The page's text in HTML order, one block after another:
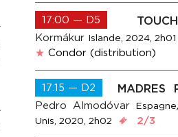
17:00 — D5
Kormákur Islande, 2024, 2h01
Condor (distribution)
17:15 — D2 MADRES
Pedro Almodóvar
Unis, 2020, 2h02
2/3